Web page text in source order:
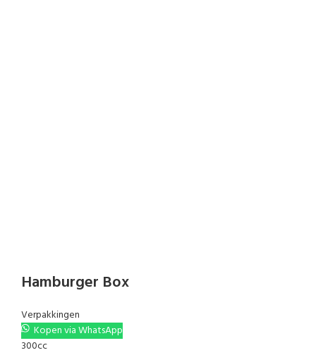
Hamburger Box
Verpakkingen
Kopen via WhatsApp
300cc